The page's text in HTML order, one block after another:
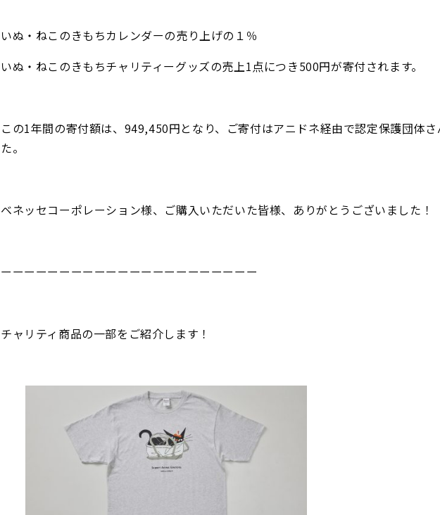
いぬ・ねこのきもちカレンダーの売り上げの１％
いぬ・ねこのきもちチャリティーグッズの売上1点につき500円が寄付されます。
この1年間の寄付額は、949,450円となり、ご寄付はアニドネ経由で認定保護団体
た。
ベネッセコーポレーション様、ご購入いただいた皆様、ありがとうございました！
ーーーーーーーーーーーーーーーーーーーーーー
チャリティ商品の一部をご紹介します！